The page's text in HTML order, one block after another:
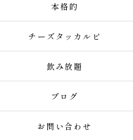
本格的
チーズタッカルビ
飲み放題
ブログ
お問い合わせ